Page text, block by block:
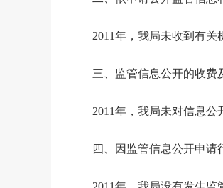
2011年，我局未收到有关
三、监管信息公开的收费
2011年，我局未对信息公
四、因监管信息公开申